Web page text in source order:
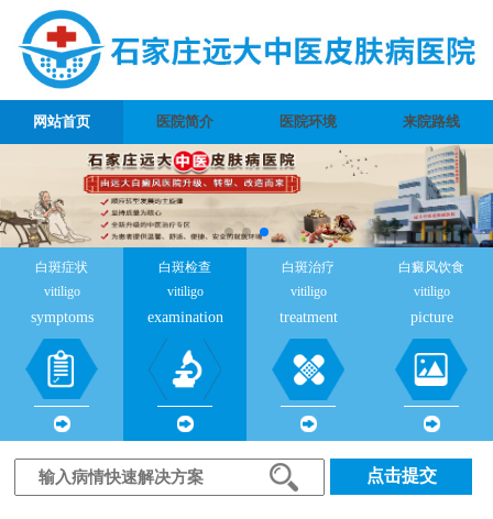
网站首页 医院简介 医院环境 来院路线
白斑症状
vitiligo
symptoms
白斑检查
vitiligo
examination
白斑治疗
vitiligo
treatment
白癜风饮食
vitiligo
picture
点击提交